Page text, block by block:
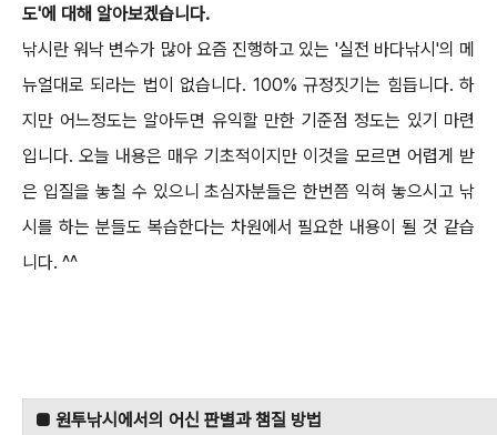
도'에 대해 알아보겠습니다.
낚시란 워낙 변수가 많아 요즘 진행하고 있는 '실전 바다낚시'의 메
뉴얼대로 되라는 법이 없습니다. 100% 규정짓기는 힘듭니다. 하
지만 어느정도는 알아두면 유익할 만한 기준점 정도는 있기 마련
입니다. 오늘 내용은 매우 기초적이지만 이것을 모르면 어렵게 받
은 입질을 놓칠 수 있으니 초심자분들은 한번쯤 익혀 놓으시고 낚
시를 하는 분들도 복습한다는 차원에서 필요한 내용이 될 것 같습
니다. ^^
■ 원투낚시에서의 어신 판별과 챔질 방법